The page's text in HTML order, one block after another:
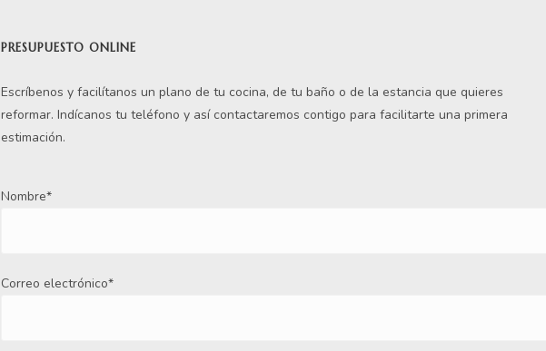
PRESUPUESTO ONLINE
Escríbenos y facilítanos un plano de tu cocina, de tu baño o de la estancia que quieres
reformar. Indícanos tu teléfono y así contactaremos contigo para facilitarte una primera
estimación.
Nombre*
Correo electrónico*